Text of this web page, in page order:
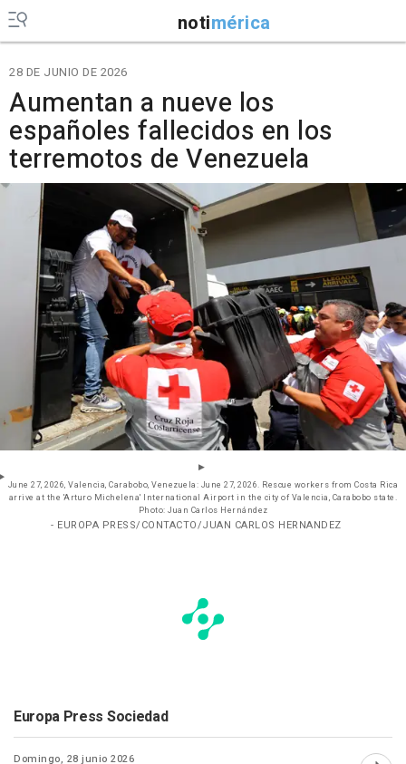
notimérica
28 DE JUNIO DE 2026
Aumentan a nueve los
españoles fallecidos en los
terremotos de Venezuela
June 27, 2026, Valencia, Carabobo, Venezuela: June 27, 2026. Rescue workers from Costa Rica
arrive at the 'Arturo Michelena' International Airport in the city of Valencia, Carabobo state.
Photo: Juan Carlos Hernández
- EUROPA PRESS/CONTACTO/JUAN CARLOS HERNANDEZ
Europa Press Sociedad
Domingo, 28 junio 2026